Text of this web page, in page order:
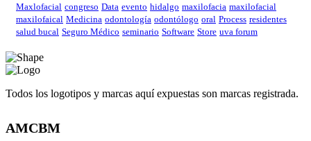
Maxlofacial congreso Data evento hidalgo maxilofacia maxilofacial
maxilofaical Medicina odontología odontólogo oral Process residentes
salud bucal Seguro Médico seminario Software Store uva forum
Todos los logotipos y marcas aquí expuestas son marcas registrada.
AMCBM